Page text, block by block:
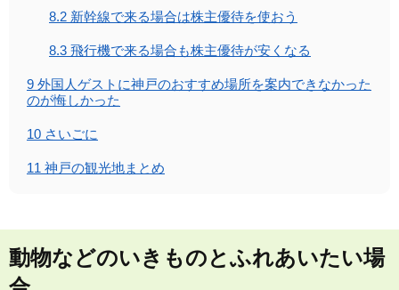
8.2 新幹線で来る場合は株主優待を使おう
8.3 飛行機で来る場合も株主優待が安くなる
9 外国人ゲストに神戸のおすすめ場所を案内できなかった
のが悔しかった
10 さいごに
11 神戸の観光地まとめ
動物などのいきものとふれあいたい場